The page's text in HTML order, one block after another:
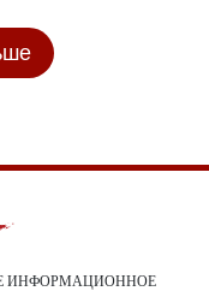
ИНФОРМАЦИОННОЕ